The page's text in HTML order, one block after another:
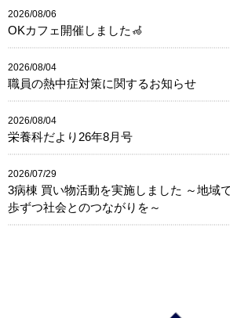
2026/08/06
OKカフェ開催しました🦽
2026/08/04
職員の熱中症対策に関するお知らせ
2026/08/04
栄養科だより26年8月号
2026/07/29
3病棟 買い物活動を実施しました ～地域
歩ずつ社会とのつながりを～